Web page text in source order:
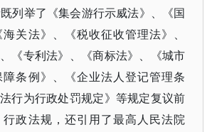
列举了《集会游行示威法》、《国
关法》、《税收征收管理法》、
《专利法》、《商标法》、《城市
条例》、《企业法人登记管理条
行为行政处罚规定》等规定复议前
政法规，还引用了最高人民法院